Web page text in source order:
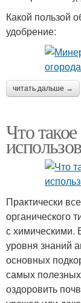
Какой пользой
удобрение:
читать дальше →
Что
Практически
органического
с химическими.
уровня знаний
основных
самых
оздоровить